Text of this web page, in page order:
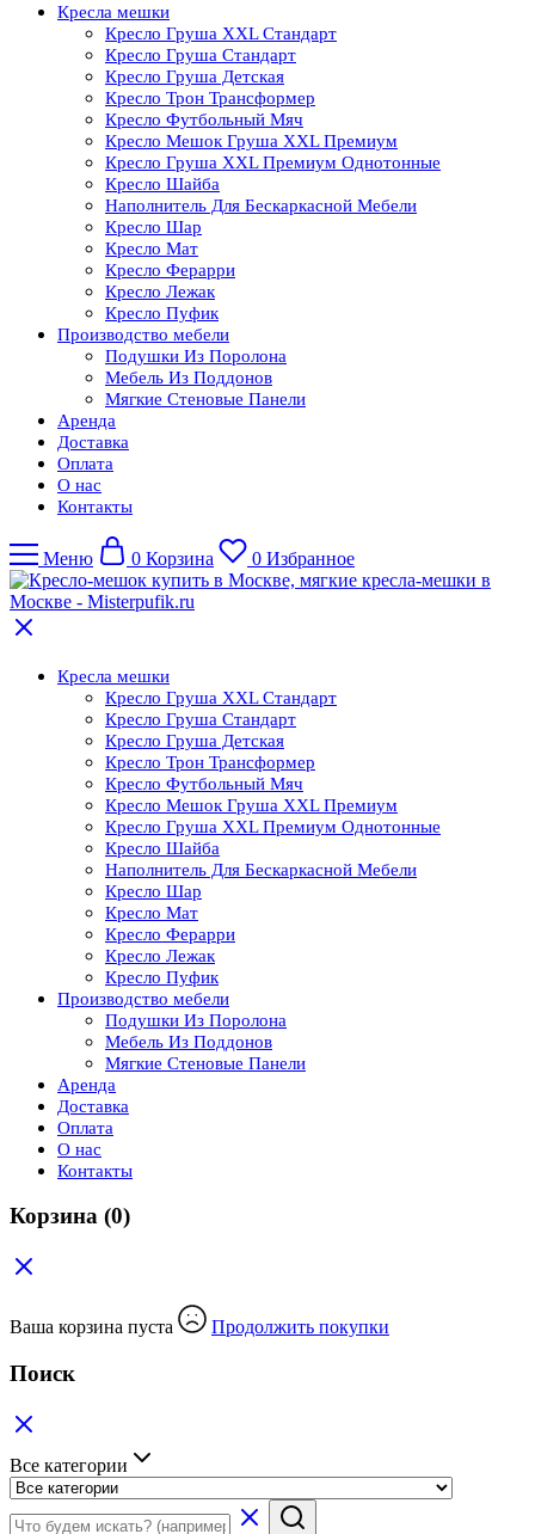
Кресла мешки
Кресло Груша XXL Стандарт
Кресло Груша Cтандарт
Кресло Груша Детская
Кресло Трон Трансформер
Кресло Футбольный Мяч
Кресло Мешок Груша XXL Премиум
Кресло Груша XXL Премиум Однотонные
Кресло Шайба
Наполнитель Для Бескаркасной Мебели
Кресло Шар
Кресло Мат
Кресло Ферарри
Кресло Лежак
Кресло Пуфик
Производство мебели
Подушки Из Поролона
Мебель Из Поддонов
Мягкие Стеновые Панели
Аренда
Доставка
Оплата
О нас
Контакты
Меню 0 Корзина 0 Избранное
Кресла мешки
Кресло Груша XXL Стандарт
Кресло Груша Cтандарт
Кресло Груша Детская
Кресло Трон Трансформер
Кресло Футбольный Мяч
Кресло Мешок Груша XXL Премиум
Кресло Груша XXL Премиум Однотонные
Кресло Шайба
Наполнитель Для Бескаркасной Мебели
Кресло Шар
Кресло Мат
Кресло Ферарри
Кресло Лежак
Кресло Пуфик
Производство мебели
Подушки Из Поролона
Мебель Из Поддонов
Мягкие Стеновые Панели
Аренда
Доставка
Оплата
О нас
Контакты
Корзина (0)
Ваша корзина пуста Продолжить покупки
Поиск
Все категории